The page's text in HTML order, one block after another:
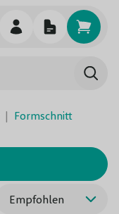
| Formschnitt